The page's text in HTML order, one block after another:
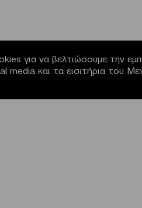
για να βελτιώσουμε την
media και τα εισιτήρια του